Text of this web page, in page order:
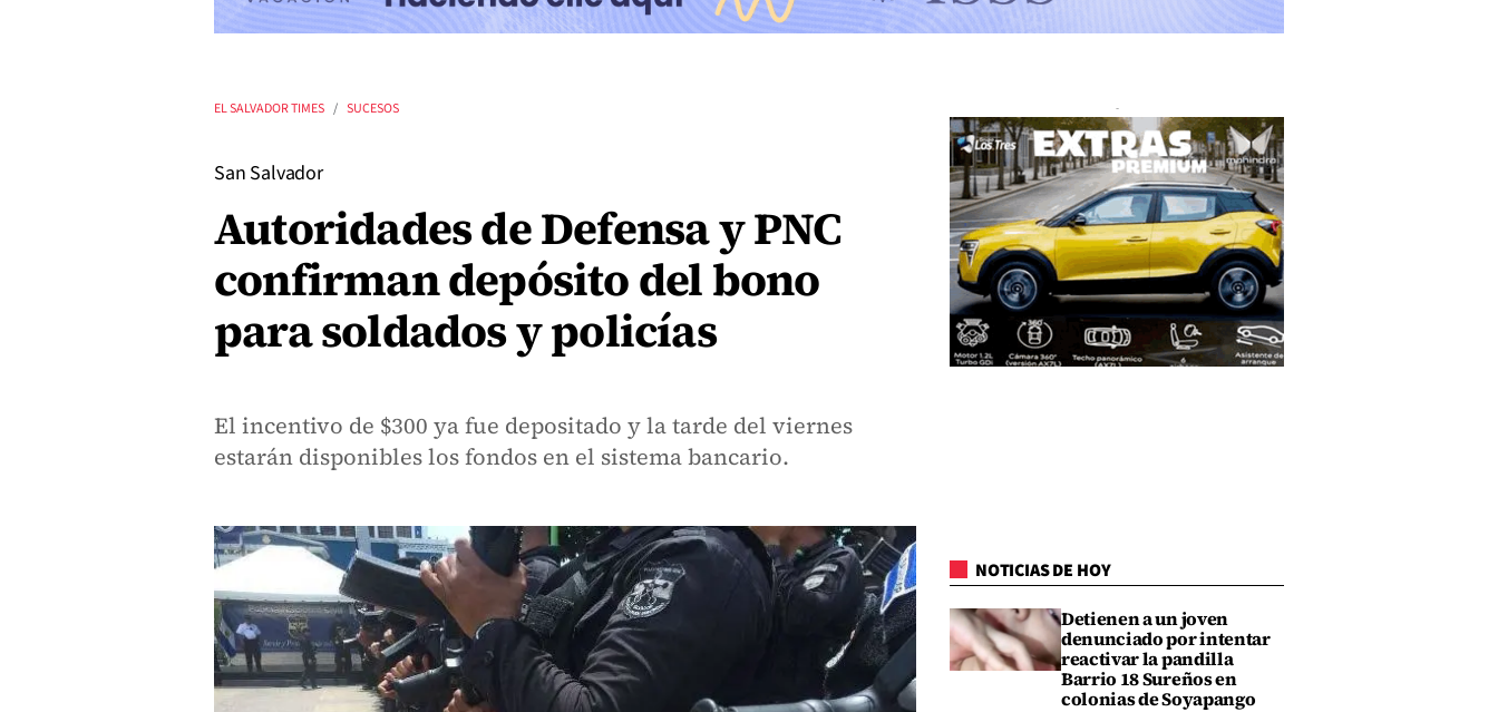
EL SALVADOR TIMES SUCESOS
San Salvador
Autoridades de Defensa y PNC
confirman depósito del bono
para soldados y policías
El incentivo de $300 ya fue depositado y la tarde del viernes
estarán disponibles los fondos en el sistema bancario.
NOTICIAS DE HOY
Detienen a un joven
denunciado por intentar
reactivar la pandilla
Barrio 18 Sureños en
colonias de Soyapango